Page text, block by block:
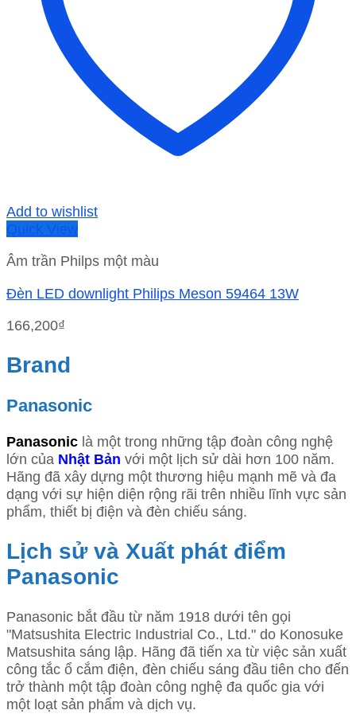
Add to wishlist
Quick View
Âm trần Philps một màu
Đèn LED downlight Philips Meson 59464 13W
166,200₫
Brand
Panasonic
Panasonic là một trong những tập đoàn công nghệ
lớn của Nhật Bản với một lịch sử dài hơn 100 năm.
Hãng đã xây dựng một thương hiệu mạnh mẽ và đa
dạng với sự hiện diện rộng rãi trên nhiều lĩnh vực sản
phẩm, thiết bị điện và đèn chiếu sáng.
Lịch sử và Xuất phát điểm
Panasonic
Panasonic bắt đầu từ năm 1918 dưới tên gọi
"Matsushita Electric Industrial Co., Ltd." do Konosuke
Matsushita sáng lập. Hãng đã tiến xa từ việc sản xuất
công tắc ổ cắm điện, đèn chiếu sáng đầu tiên cho đến
trở thành một tập đoàn công nghệ đa quốc gia với
một loạt sản phẩm và dịch vụ.